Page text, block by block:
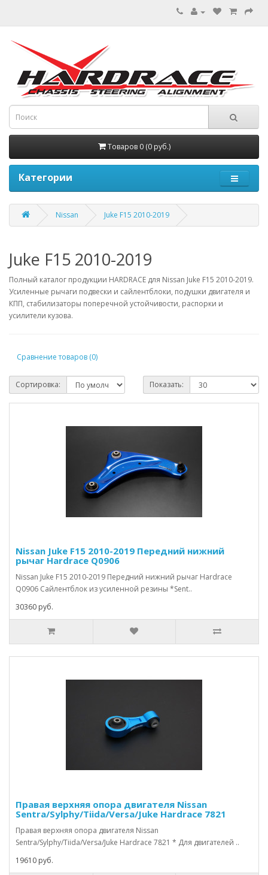
Товаров 0 (0 руб.)
Категории
Nissan Juke F15 2010-2019
Juke F15 2010-2019
Полный каталог продукции HARDRACE для Nissan Juke F15 2010-2019.
Усиленные рычаги подвески и сайлентблоки, подушки двигателя и
КПП, стабилизаторы поперечной устойчивости, распорки и
усилители кузова.
Сравнение товаров (0)
Сортировка: Показать:
Nissan Juke F15 2010-2019 Передний нижний
рычаг Hardrace Q0906
Nissan Juke F15 2010-2019 Передний нижний рычаг Hardrace
Q0906 Сайлентблок из усиленной резины *Sent..
30360 руб.
Правая верхняя опора двигателя Nissan
Sentra/Sylphy/Tiida/Versa/Juke Hardrace 7821
Правая верхняя опора двигателя Nissan
Sentra/Sylphy/Tiida/Versa/Juke Hardrace 7821 * Для двигателей ..
19610 руб.